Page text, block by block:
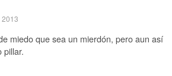
miedo que sea un mierdón, pero aun así
pillar.